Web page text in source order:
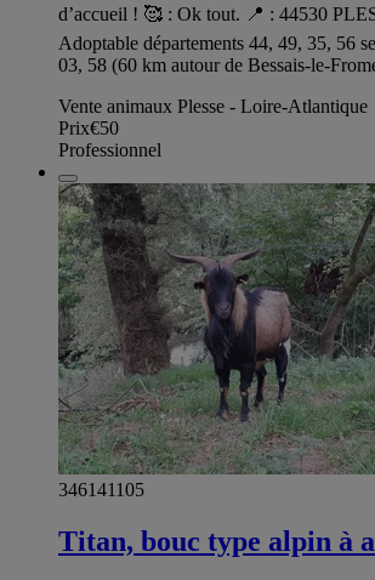
d’accueil ! 🥰 : Ok tout. 📍 : 44530
Adoptable départements 44, 49, 35, 56
03, 58 (60 km autour de Bessais-le-
Vente animaux Plesse - Loire-Atlantique
Prix€50
Professionnel
346141105
Titan, bouc type alpin à